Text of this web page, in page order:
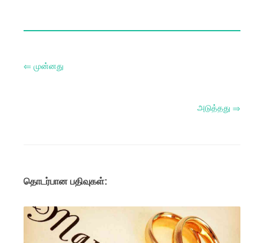
⇐ முன்னது
அடுத்தது ⇒
தொடர்பான பதிவுகள்: